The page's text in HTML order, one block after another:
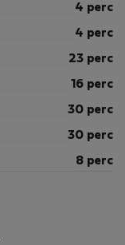
4 perc
4 perc
23 perc
16 perc
30 perc
30 perc
8 perc